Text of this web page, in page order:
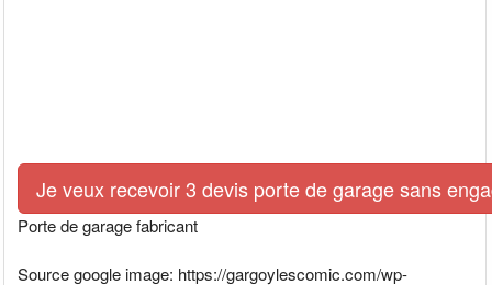
Je veux recevoir 3 devis porte de garage sans
Porte de garage fabricant
Source google image: https://gargoylescomic.com/wp-